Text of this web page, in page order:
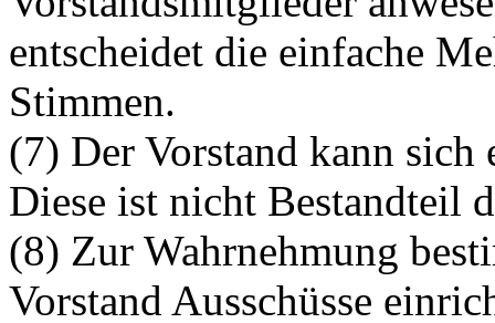
entscheidet die einfache
Stimmen.
(7) Der Vorstand kann sich
Diese ist nicht Bestandteil
(8) Zur Wahrnehmung
Vorstand Ausschüsse